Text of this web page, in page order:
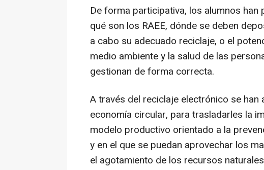
De forma participativa, los alumnos
qué son los RAEE, dónde se deben
a cabo su adecuado reciclaje, o el
medio ambiente y la salud de las
gestionan de forma correcta.
A través del reciclaje electrónico se
economía circular, para trasladarles la
modelo productivo orientado a la
y en el que se puedan aprovechar los
el agotamiento de los recursos